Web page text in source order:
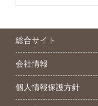
総合サイト
会社情報
個人情報保護方針